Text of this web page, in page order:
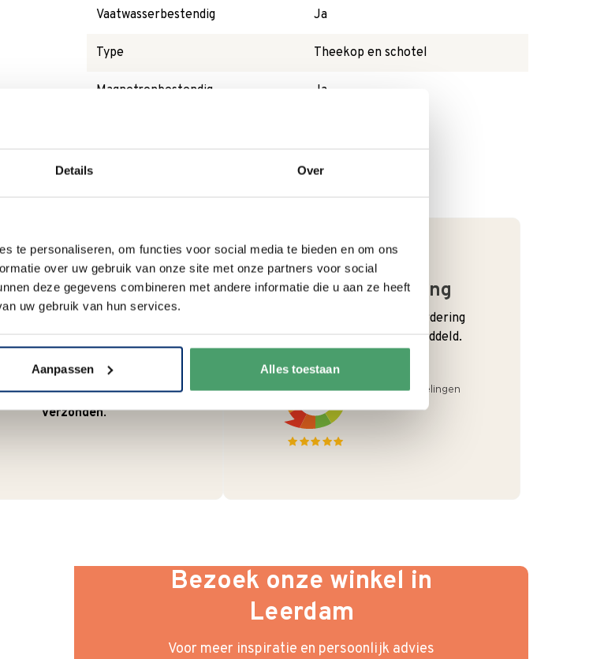
Details Over
te personaliseren, om functies voor social media te bieden en om ons
over uw gebruik van onze site met onze partners voor social
deze gegevens combineren met andere informatie die u aan ze heeft
uw gebruik van hun services.
Aanpassen Alles toestaan
Vaatwasserbestendig Ja
Type Theekop en schotel
Magnetronbestendig Ja
WaaromAnna?
Duurzaam
en duurzaam met
€ 55,-wordt jouw bestelling
nog eens helemaalgratis
verzonden.
Goede waardering
We krijgen een goede waardering
van Onze klanten. 9+ gemiddeld.
Bezoek onze winkel in
Leerdam
Voor meer inspiratie en persoonlijk advies